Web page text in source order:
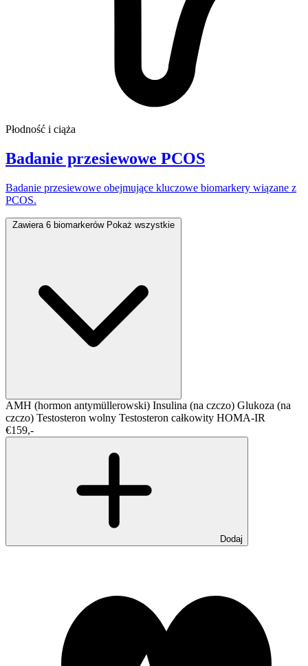
Płodność i ciąża
Badanie przesiewowe PCOS
Badanie przesiewowe obejmujące kluczowe biomarkery wiązane z
PCOS.
Zawiera 6 biomarkerów Pokaż wszystkie
AMH (hormon antymüllerowski) Insulina (na czczo) Glukoza (na
czczo) Testosteron wolny Testosteron całkowity HOMA-IR
€159,-
Dodaj